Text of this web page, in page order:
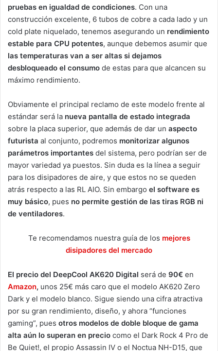
pruebas en igualdad de condiciones. Con una
construcción excelente, 6 tubos de cobre a cada lado y un
cold plate niquelado, tenemos asegurando un rendimiento
estable para CPU potentes, aunque debemos asumir que
las temperaturas van a ser altas si dejamos
desbloqueado el consumo de estas para que alcancen su
máximo rendimiento.
Obviamente el principal reclamo de este modelo frente al
estándar será la nueva pantalla de estado integrada
sobre la placa superior, que además de dar un aspecto
futurista al conjunto, podremos monitorizar algunos
parámetros importantes del sistema, pero podrían ser de
mayor variedad ya puestos. Sin duda es la línea a seguir
para los disipadores de aire, y que estos no se queden
atrás respecto a las RL AIO. Sin embargo el software es
muy básico, pues no permite gestión de las tiras RGB ni
de ventiladores.
Te recomendamos nuestra guía de los mejores
disipadores del mercado
El precio del DeepCool AK620 Digital será de 90€ en
Amazon, unos 25€ más caro que el modelo AK620 Zero
Dark y el modelo blanco. Sigue siendo una cifra atractiva
por su gran rendimiento, diseño, y ahora “funciones
gaming”, pues otros modelos de doble bloque de gama
alta aún lo superan en precio como el Dark Rock 4 Pro de
Be Quiet!, el propio Assassin IV o el Noctua NH-D15, que